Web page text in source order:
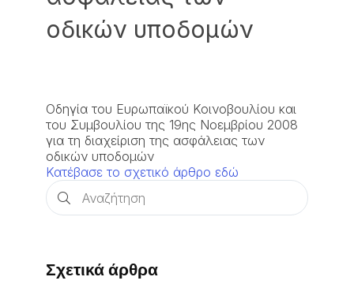
οδικών υποδομών
Oδηγία του Ευρωπαϊκού Κοινοβουλίου και
του Συμβουλίου της 19ης Νοεμβρίου 2008
για τη διαχείριση της ασφάλειας των
οδικών υποδομών
Κατέβασε το σχετικό άρθρο εδώ
Σχετικά άρθρα